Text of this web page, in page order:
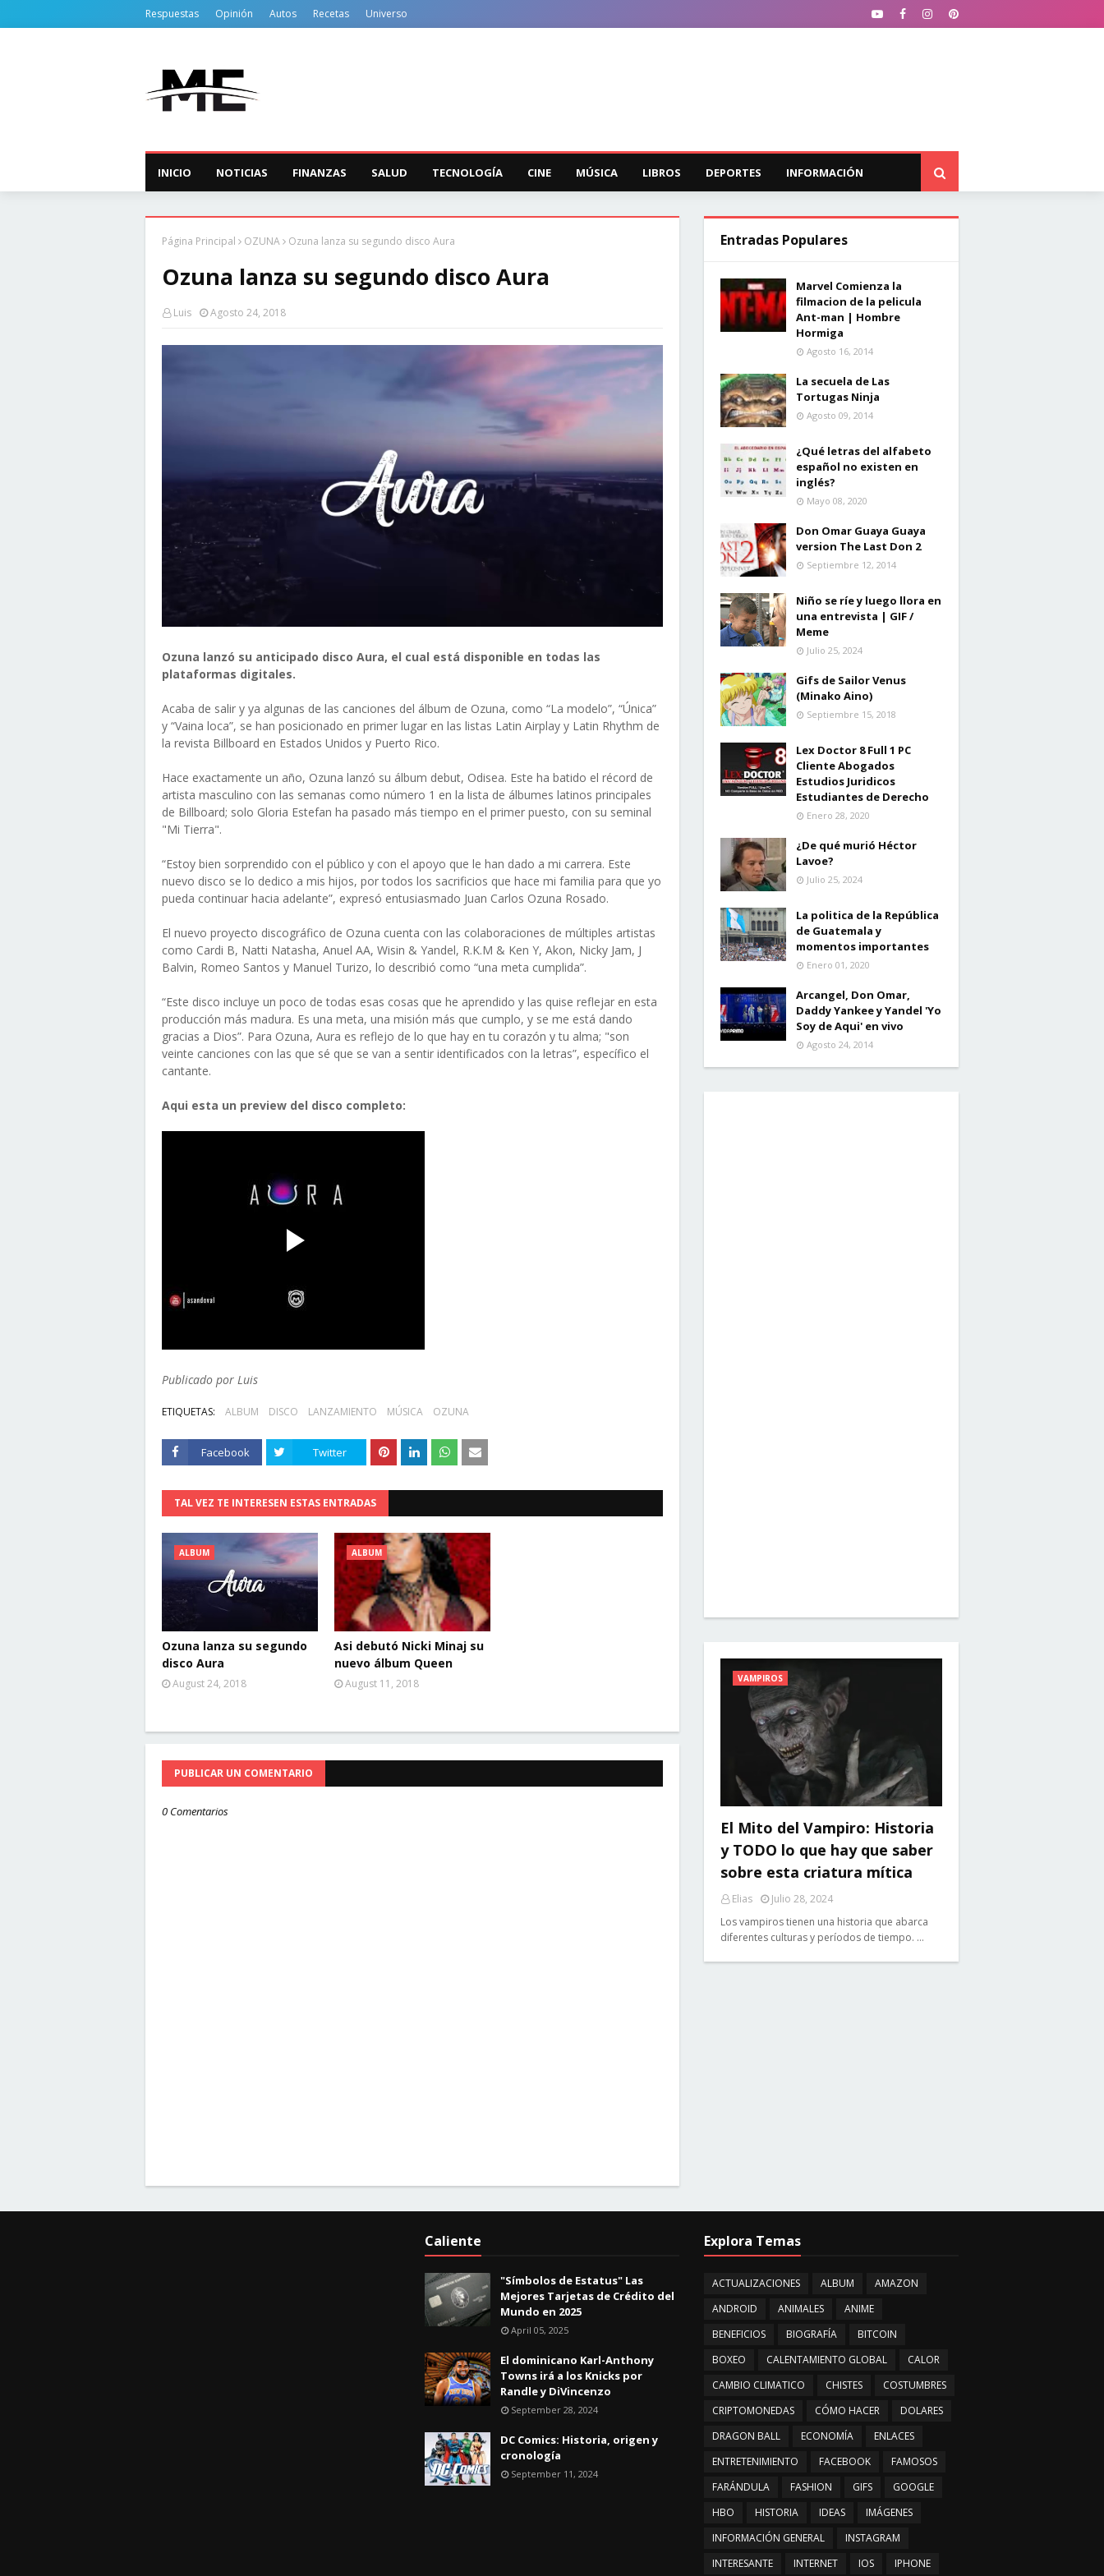
Respuestas Opinión Autos Recetas Universo
INICIO NOTICIAS FINANZAS SALUD TECNOLOGÍA CINE MÚSICA LIBROS DEPORTES INFORMACIÓN
Página Principal OZUNA Ozuna lanza su segundo disco Aura
Ozuna lanza su segundo disco Aura
Luis Agosto 24, 2018
Ozuna lanzó su anticipado disco Aura, el cual está disponible en todas las
plataformas digitales.
Acaba de salir y ya algunas de las canciones del álbum de Ozuna, como “La modelo”, “Única”
y “Vaina loca”, se han posicionado en primer lugar en las listas Latin Airplay y Latin Rhythm de
la revista Billboard en Estados Unidos y Puerto Rico.
Hace exactamente un año, Ozuna lanzó su álbum debut, Odisea. Este ha batido el récord de
artista masculino con las semanas como número 1 en la lista de álbumes latinos principales
de Billboard; solo Gloria Estefan ha pasado más tiempo en el primer puesto, con su seminal
"Mi Tierra".
“Estoy bien sorprendido con el público y con el apoyo que le han dado a mi carrera. Este
nuevo disco se lo dedico a mis hijos, por todos los sacrificios que hace mi familia para que yo
pueda continuar hacia adelante”, expresó entusiasmado Juan Carlos Ozuna Rosado.
El nuevo proyecto discográfico de Ozuna cuenta con las colaboraciones de múltiples artistas
como Cardi B, Natti Natasha, Anuel AA, Wisin & Yandel, R.K.M & Ken Y, Akon, Nicky Jam, J
Balvin, Romeo Santos y Manuel Turizo, lo describió como “una meta cumplida”.
“Este disco incluye un poco de todas esas cosas que he aprendido y las quise reflejar en esta
producción más madura. Es una meta, una misión más que cumplo, y se me está dando
gracias a Dios”. Para Ozuna, Aura es reflejo de lo que hay en tu corazón y tu alma; "son
veinte canciones con las que sé que se van a sentir identificados con la letras”, específico el
cantante.
Aqui esta un preview del disco completo:
Publicado por Luis
ETIQUETAS: ALBUM DISCO LANZAMIENTO MÚSICA OZUNA
Facebook Twitter
TAL VEZ TE INTERESEN ESTAS ENTRADAS
ALBUM
Ozuna lanza su segundo
disco Aura
August 24, 2018
ALBUM
Asi debutó Nicki Minaj su
nuevo álbum Queen
August 11, 2018
PUBLICAR UN COMENTARIO
0 Comentarios
Entradas Populares
Marvel Comienza la
filmacion de la pelicula
Ant-man | Hombre
Hormiga
Agosto 16, 2014
La secuela de Las
Tortugas Ninja
Agosto 09, 2014
¿Qué letras del alfabeto
español no existen en
inglés?
Mayo 08, 2020
Don Omar Guaya Guaya
version The Last Don 2
Septiembre 12, 2014
Niño se ríe y luego llora en
una entrevista | GIF /
Meme
Julio 25, 2024
Gifs de Sailor Venus
(Minako Aino)
Septiembre 15, 2018
Lex Doctor 8 Full 1 PC
Cliente Abogados
Estudios Juridicos
Estudiantes de Derecho
Enero 28, 2020
¿De qué murió Héctor
Lavoe?
Julio 25, 2024
La politica de la República
de Guatemala y
momentos importantes
Enero 01, 2020
Arcangel, Don Omar,
Daddy Yankee y Yandel 'Yo
Soy de Aqui' en vivo
Agosto 24, 2014
VAMPIROS
El Mito del Vampiro: Historia
y TODO lo que hay que saber
sobre esta criatura mítica
Elias
Julio 28, 2024
Los vampiros tienen una historia que abarca
diferentes culturas y períodos de tiempo. …
Caliente
"Símbolos de Estatus" Las
Mejores Tarjetas de Crédito del
Mundo en 2025
April 05, 2025
El dominicano Karl-Anthony
Towns irá a los Knicks por
Randle y DiVincenzo
September 28, 2024
DC Comics: Historia, origen y
cronología
September 11, 2024
Explora Temas
ACTUALIZACIONES ALBUM
AMAZON
ANDROID
ANIMALES
ANIME
BENEFICIOS
BIOGRAFÍA
BITCOIN
BOXEO
CALENTAMIENTO GLOBAL
CALOR
CAMBIO CLIMATICO
CHISTES
COSTUMBRES
CRIPTOMONEDAS
CÓMO HACER
DOLARES
DRAGON BALL
ECONOMÍA
ENLACES
ENTRETENIMIENTO
FACEBOOK
FAMOSOS
FARÁNDULA
FASHION GIFS
GOOGLE
HBO
HISTORIA IDEAS
IMÁGENES
INFORMACIÓN GENERAL
INSTAGRAM
INTERESANTE
INTERNET IOS IPHONE